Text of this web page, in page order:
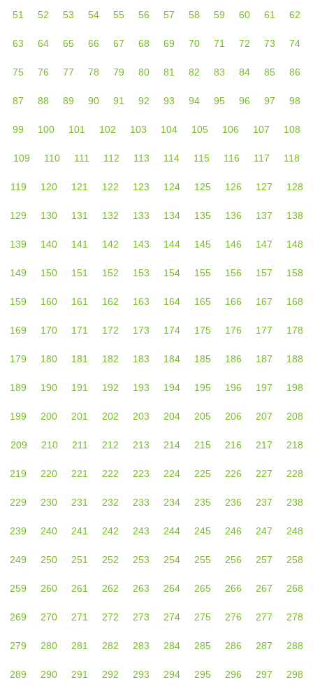
51 52 53 54 55 56 57 58 59 60 61 62
63 64 65 66 67 68 69 70 71 72 73 74
75 76 77 78 79 80 81 82 83 84 85 86
87 88 89 90 91 92 93 94 95 96 97 98
99 100 101 102 103 104 105 106 107 108
109 110 111 112 113 114 115 116 117 118
119 120 121 122 123 124 125 126 127 128
129 130 131 132 133 134 135 136 137 138
139 140 141 142 143 144 145 146 147 148
149 150 151 152 153 154 155 156 157 158
159 160 161 162 163 164 165 166 167 168
169 170 171 172 173 174 175 176 177 178
179 180 181 182 183 184 185 186 187 188
189 190 191 192 193 194 195 196 197 198
199 200 201 202 203 204 205 206 207 208
209 210 211 212 213 214 215 216 217 218
219 220 221 222 223 224 225 226 227 228
229 230 231 232 233 234 235 236 237 238
239 240 241 242 243 244 245 246 247 248
249 250 251 252 253 254 255 256 257 258
259 260 261 262 263 264 265 266 267 268
269 270 271 272 273 274 275 276 277 278
279 280 281 282 283 284 285 286 287 288
289 290 291 292 293 294 295 296 297 298